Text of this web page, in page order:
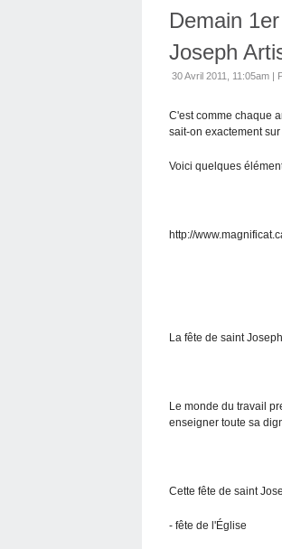
Demain
Joseph
30 Avril 2011, 11:05am |
C'est comme chaque
sait-on exactement
Voici quelques
http://
La fête de saint
Le monde du travail
enseigner toute sa
Cette fête de saint
- fête de l'Église